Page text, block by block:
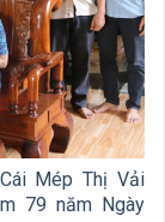
Mép Thị Vải
79 năm Ngày